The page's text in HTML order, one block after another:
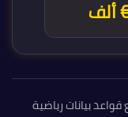
بيانات رياضية